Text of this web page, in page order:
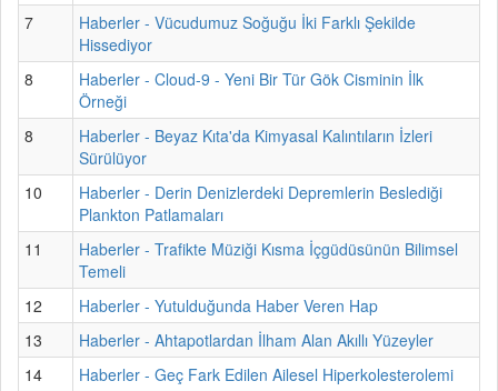
7
Haberler - Vücudumuz Soğuğu İki Farklı Şekilde
Hissediyor
8
Haberler - Cloud-9 - Yeni Bir Tür Gök Cisminin İlk
Örneği
8
Haberler - Beyaz Kıta'da Kimyasal Kalıntıların İzleri
Sürülüyor
10
Haberler - Derin Denizlerdeki Depremlerin Beslediği
Plankton Patlamaları
11
Haberler - Trafikte Müziği Kısma İçgüdüsünün Bilimsel
Temeli
12
Haberler - Yutulduğunda Haber Veren Hap
13
Haberler - Ahtapotlardan İlham Alan Akıllı Yüzeyler
14
Haberler - Geç Fark Edilen Ailesel Hiperkolesterolemi